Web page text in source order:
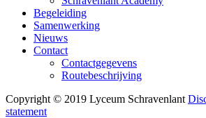
Begeleiding
Samenwerking
Nieuws
Contact
Contactgegevens
Routebeschrijving
Copyright © 2019 Lyceum Schravenlant
statement